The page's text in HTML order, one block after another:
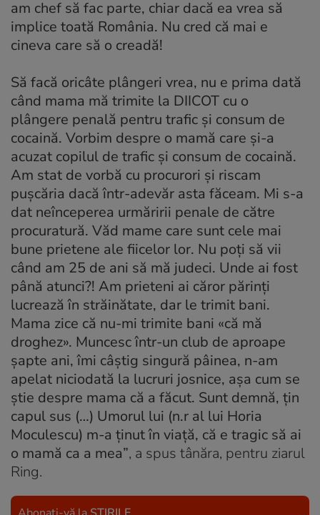
am chef să fac parte, chiar dacă ea vrea să
implice toată România. Nu cred că mai e
cineva care să o creadă!
Să facă oricâte plângeri vrea, nu e prima dată
când mama mă trimite la DIICOT cu o
plângere penală pentru trafic și consum de
cocaină. Vorbim despre o mamă care și-a
acuzat copilul de trafic și consum de cocaină.
Am stat de vorbă cu procurori și riscam
pușcăria dacă într-adevăr asta făceam. Mi s-a
dat neînceperea urmăririi penale de către
procuratură. Văd mame care sunt cele mai
bune prietene ale fiicelor lor. Nu poți să vii
când am 25 de ani să mă judeci. Unde ai fost
până atunci?! Am prieteni ai căror părinți
lucrează în străinătate, dar le trimit bani.
Mama zice că nu-mi trimite bani «că mă
droghez». Muncesc într-un club de aproape
șapte ani, îmi câștig singură pâinea, n-am
apelat niciodată la lucruri josnice, așa cum se
știe despre mama că a făcut. Sunt demnă, țin
capul sus (…) Umorul lui (n.r al lui Horia
Moculescu) m-a ținut în viață, că e tragic să ai
o mamă ca a mea”, a spus tânăra, pentru ziarul
Ring.